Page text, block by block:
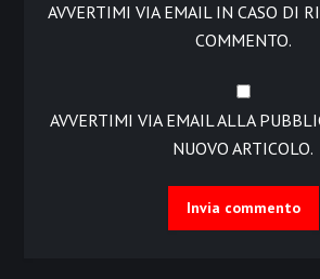
AVVERTIMI VIA EMAIL IN CASO DI
COMMENTO.
AVVERTIMI VIA EMAIL ALLA
NUOVO ARTICOLO.